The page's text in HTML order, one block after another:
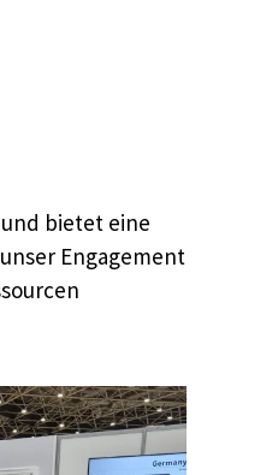
bietet eine
Engagement